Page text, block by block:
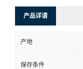
产品详请
产地
保存条件